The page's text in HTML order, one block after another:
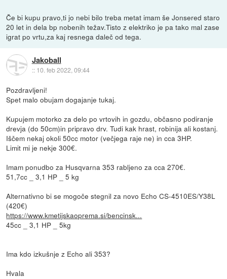
Če bi kupu pravo,ti jo nebi bilo treba metat imam še Jonsered staro
20 let in dela bp nobenih težav.Tisto z elektriko je pa tako mal zase
igrat po vrtu,za kaj resnega daleč od tega.
Jakoball
:: 10. feb 2022, 09:44
Pozdravljeni!
Spet malo obujam dogajanje tukaj.
Kupujem motorko za delo po vrtovih in gozdu, občasno podiranje
drevja (do 50cm)in pripravo drv. Tudi kak hrast, robinija ali kostanj.
Iščem nekaj okoli 50cc motor (večjega raje ne) in cca 3HP.
Limit mi je nekje 300€.
Imam ponudbo za Husqvarna 353 rabljeno za cca 270€.
51,7cc _ 3,1 HP _ 5 kg
Alternativno bi se mogoče stegnil za novo Echo CS-4510ES/Y38L
(420€)
https://www.kmetijskaoprema.si/bencinsk...
45cc _ 3,1 HP _ 5kg
Ima kdo izkušnje z Echo ali 353?
Hvala